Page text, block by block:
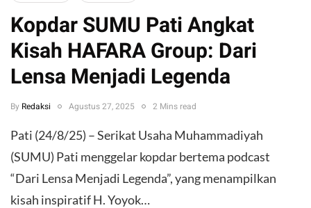
Kopdar SUMU Pati Angkat
Kisah HAFARA Group: Dari
Lensa Menjadi Legenda
By Redaksi Agustus 27, 2025 2 Mins read
Pati (24/8/25) – Serikat Usaha Muhammadiyah
(SUMU) Pati menggelar kopdar bertema podcast
“Dari Lensa Menjadi Legenda”, yang menampilkan
kisah inspiratif H. Yoyok…